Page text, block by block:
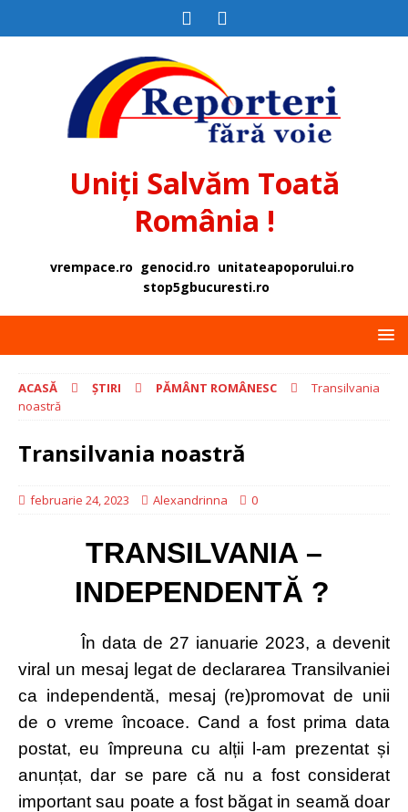
Uniți Salvăm Toată
România !
vrempace.ro genocid.ro unitateapoporului.ro
stop5gbucuresti.ro
ACASĂ ȘTIRI PĂMÂNT ROMÂNESC
Transilvania
noastră
Transilvania noastră
februarie 24, 2023 Alexandrinna 0
TRANSILVANIA –
INDEPENDENTĂ ?
În data de 27 ianuarie 2023, a devenit
viral un mesaj legat de declararea Transilvaniei
ca independentă, mesaj (re)promovat de unii
de o vreme încoace. Cand a fost prima data
postat, eu împreuna cu alții l-am prezentat și
anunțat, dar se pare că nu a fost considerat
important sau poate a fost băgat in seamă doar